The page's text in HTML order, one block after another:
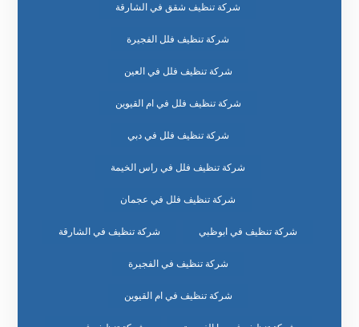
شركة تنظيف شقق في الشارقة
شركة تنظيف فلل الفجيرة
شركة تنظيف فلل في العين
شركة تنظيف فلل في ام القيوين
شركة تنظيف فلل في دبي
شركة تنظيف فلل في راس الخيمة
شركة تنظيف فلل في عجمان
شركة تنظيف في ابوظبي شركة تنظيف في الشارقة
شركة تنظيف في الفجيرة
شركة تنظيف في ام القيوين